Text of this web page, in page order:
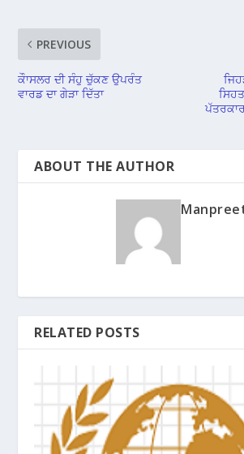
PREVIOUS
ਕੌਾਸਲਰ ਦੀ ਸੰਹੁ ਚੁੱਕਣ ਉਪਰੰਤ
ਵਾਰਡ ਦਾ ਗੇੜਾ ਦਿੱਤਾ
ABOUT THE AUTHOR
RELATED POSTS